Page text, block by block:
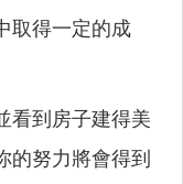
取得一定的成
看到房子建得美
的努力將會得到